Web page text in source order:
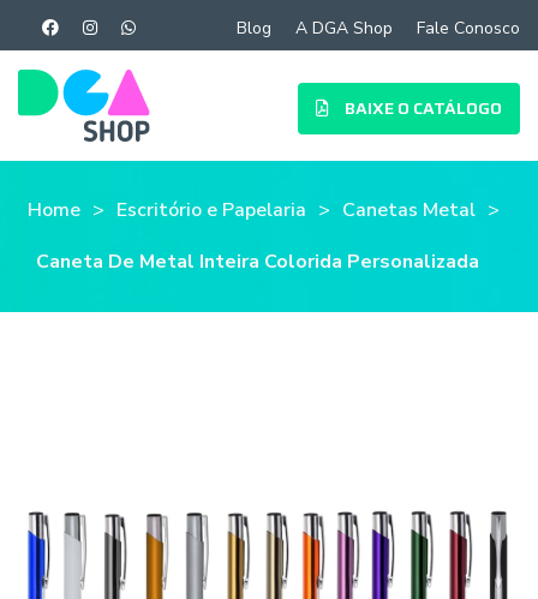
Blog A DGA Shop Fale Conosco
BAIXE O CATÁLOGO
Home Escritório e Papelaria
Canetas Metal
Caneta De Metal Inteira Colorida Personalizada